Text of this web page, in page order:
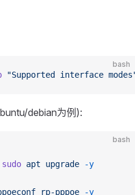
bash
"Supported interface
debian为例):
bash
sudo apt upgrade -y
rp-pppoe -y